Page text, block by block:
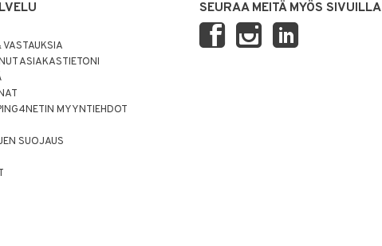
ASIAKASTIETONI
MYYNTIEHDOT
SUOJAUS
SEURAA MEITÄ MYÖS SIVUILLA